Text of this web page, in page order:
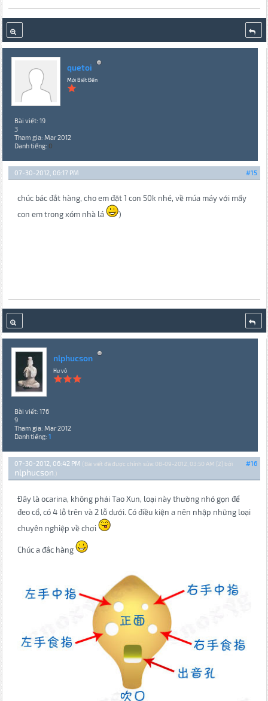
quetoi
Mới Biết Đến
Bài viết: 19
3
Tham gia: Mar 2012
Danh tiếng: 0
#15
07-30-2012, 06:17 PM
chúc bác đắt hàng, cho em đặt 1 con 50k nhé, về múa máy với mấy
con em trong xóm nhà lá
)
nlphucson
Hư vô
Bài viết: 176
9
Tham gia: Mar 2012
Danh tiếng: 1
#16
07-30-2012, 06:42 PM (Bài viết đã được chỉnh sửa: 08-09-2012, 03:50 AM {2} bởi
nlphucson .)
Đây là ocarina, không phải Tao Xun, loại này thường nhỏ gọn để
đeo cổ, có 4 lỗ trên và 2 lỗ dưới. Có điều kiện a nên nhập những loại
chuyên nghiệp về chơi
Chúc a đắc hàng